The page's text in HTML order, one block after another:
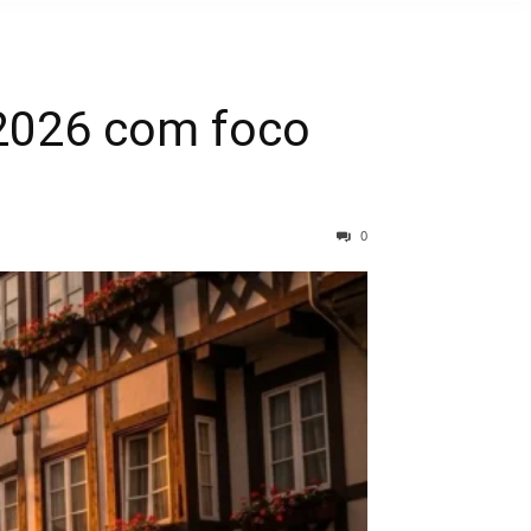
com foco
0